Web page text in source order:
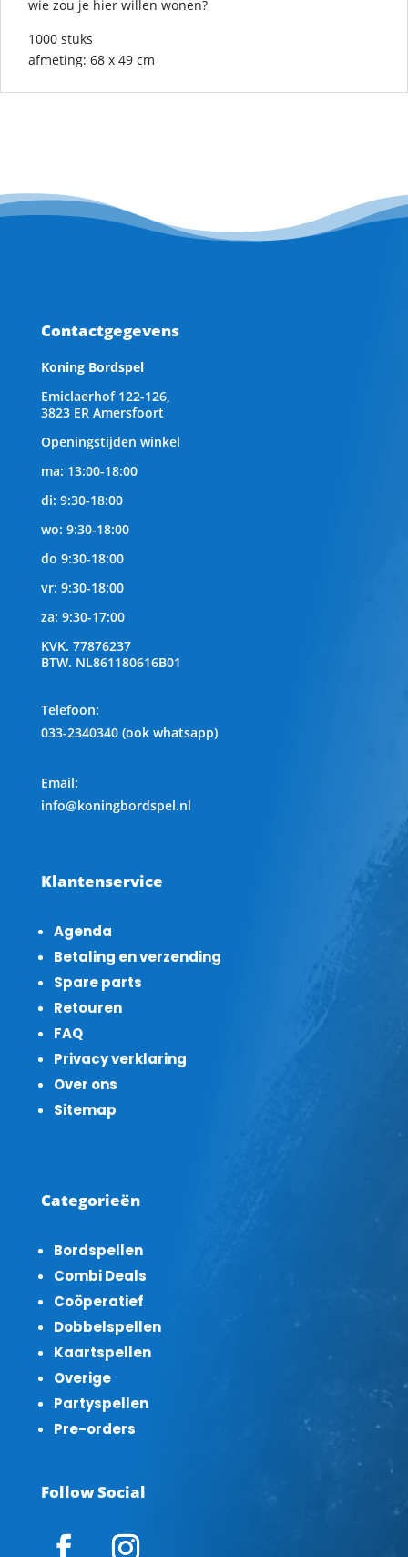
wie zou je hier willen wonen?
1000 stuks
afmeting: 68 x 49 cm
Contactgegevens
Koning Bordspel
Emiclaerhof 122-126,
3823 ER Amersfoort
Openingstijden winkel
ma: 13:00-18:00
di: 9:30-18:00
wo: 9:30-18:00
do 9:30-18:00
vr: 9:30-18:00
za: 9:30-17:00
KVK. 77876237
BTW. NL861180616B01
Telefoon:
033-2340340 (ook whatsapp)
Email:
info@koningbordspel.nl
Klantenservice
Agenda
Betaling en verzending
Spare parts
Retouren
FAQ
Privacy verklaring
Over ons
Sitemap
Categorieën
Bordspellen
Combi Deals
Coöperatief
Dobbelspellen
Kaartspellen
Overige
Partyspellen
Pre-orders
Follow Social